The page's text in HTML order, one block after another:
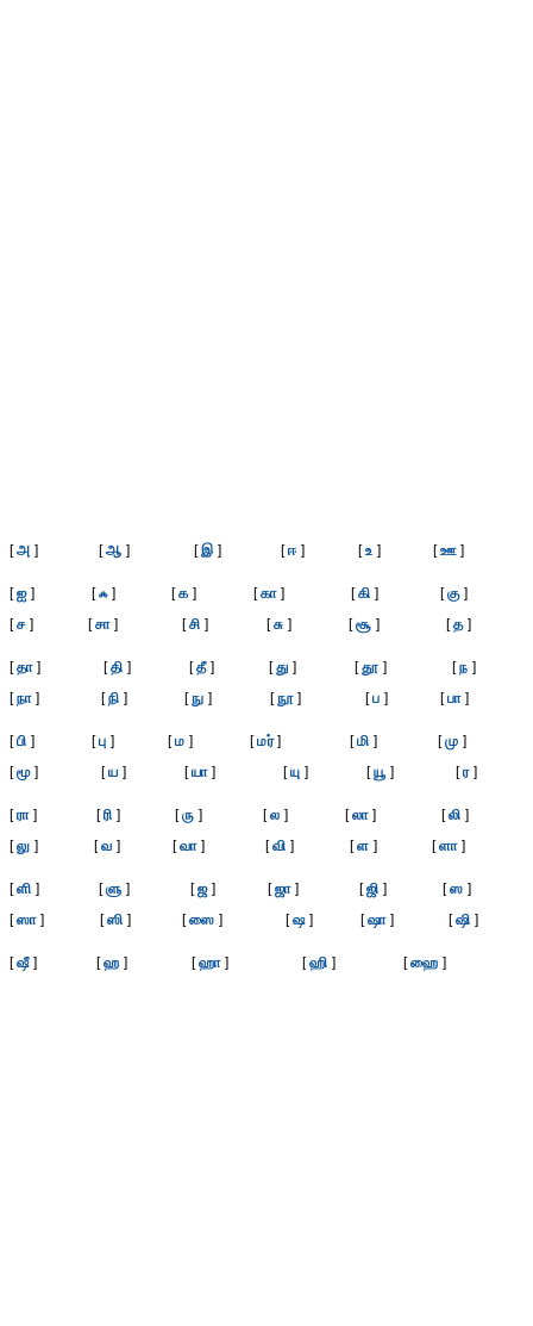
[அ ] [ஆ ] [இ] [ஈ ] [உ ] [ஊ]
[ஐ] [ஃ] [க] [கா] [கி ] [கு]
[ச] [சா] [சி ] [சு ] [சூ ] [த]
[தா] [தி ] [தீ] [து ] [தூ ] [ந ]
[நா] [நி ] [ நு ] [ நூ] [ப ] [பா]
[பி ] [பு ] [ம ] [மர்] [மி ] [மு ]
[மூ] [ய ] [யா] [யு ] [யூ] [ர]
[ரா] [ரி ] [ரு ] [ல ] [லா] [லி ]
[லு ] [வ ] [வா] [வி ] [ள ] [ளா]
[ளி ] [ளு ] [ஜ] [ஜா] [ஜி ] [ஸ ]
[ஸா] [ஸி ] [ஸை ] [ஷ] [ஷா] [ஷி ]
[ஷீ] [ஹ ] [ஹா] [ஹி ] [ஹை ]